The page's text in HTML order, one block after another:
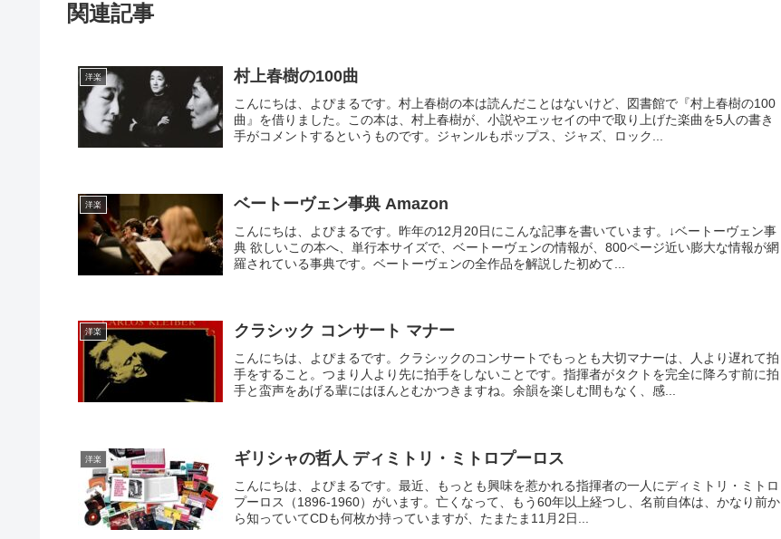
関連記事
洋楽 村上春樹の100曲
こんにちは、よぴまるです。村上春樹の本は読んだことはないけど、図書館で『村上春樹の100
曲』を借りました。この本は、村上春樹が、小説やエッセイの中で取り上げた楽曲を5人の書き
手がコメントするというものです。ジャンルもポップス、ジャズ、ロック...
洋楽 ベートーヴェン事典 Amazon
こんにちは、よぴまるです。昨年の12月20日にこんな記事を書いています。↓ベートーヴェン事
典 欲しいこの本へ、単行本サイズで、ベートーヴェンの情報が、800ページ近い膨大な情報が網
羅されている事典です。ベートーヴェンの全作品を解説した初めて...
洋楽 クラシック コンサート マナー
こんにちは、よぴまるです。クラシックのコンサートでもっとも大切マナーは、人より遅れて拍
手をすること。つまり人より先に拍手をしないことです。指揮者がタクトを完全に降ろす前に拍
手と蛮声をあげる輩にはほんとむかつきますね。余韻を楽しむ間もなく、感...
洋楽 ギリシャの哲人 ディミトリ・ミトロプーロス
こんにちは、よぴまるです。最近、もっとも興味を惹かれる指揮者の一人にディミトリ・ミトロ
プーロス（1896-1960）がいます。亡くなって、もう60年以上経つし、名前自体は、かなり前か
ら知っていてCDも何枚か持っていますが、たまたま11月2日...